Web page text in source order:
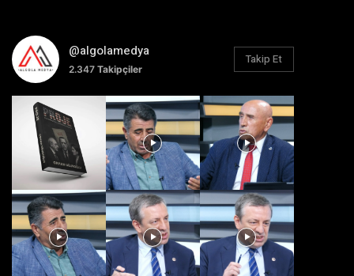
@algolamedya
2.347Takipçiler
Takip Et